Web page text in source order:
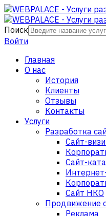
Поиск
Войти
Главная
О нас
История
Клиенты
Отзывы
Контакты
Услуги
Разработка
Сайт-
Сайт-
Сайт НКО
Продвижение
Реклама